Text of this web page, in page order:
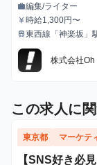
職種
work編集/ライター
給与
currency_yen時給1,300円〜
最寄駅
train東西線「神楽坂」
株式会社Oh
この求人に
東京都 マーケテ
【SNS好き必